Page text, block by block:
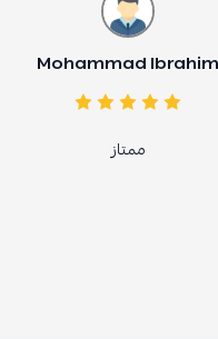
Mohammad Ibrahim
ممتاز